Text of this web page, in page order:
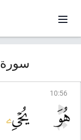
سورة 10, يونس (يونس)
10:56